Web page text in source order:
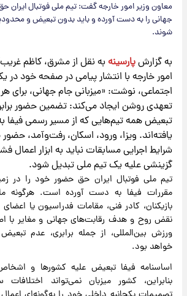
معاون وزیر امور خارجه گفت: تیم ملی فوتبال
جهانی را به دست آورده و باید بدون تبعیض و
شوند.
به گزارشپارسینه به نقل از مشرق، کاظم‌
امور خارجه با انتشار پیامی در صفحه خود در
اجتماعی، نوشت: «میزبانی جام جهانی، برای
تعهدی روشن ایجاد می‌کند: تضمین حضور
تبعیض همه تیم‌هایی که از مسیر رسمی فیفا
یافته‌اند. ویزا، ورود، اسکان، رفت‌وآمد،
شرایط اجرایی مسابقات نباید به ابزار اعمال
گزینشی علیه یک تیم ملی تبدیل شود.
تیم ملی فوتبال ایران حق حضور خود را در
مقررات فیفا به دست آورده است. هرگونه
بازیکنان، کادر فنی، مقامات فدراسیون یا
نقض روح و هدف رقابت‌های جهانی و مغایر با
ورزش بین‌المللی، از جمله برابری، عدم
خواهد بود.
اساسنامه فیفا تبعیض علیه کشورها و
بنابراین، کشور میزبان نمی‌تواند